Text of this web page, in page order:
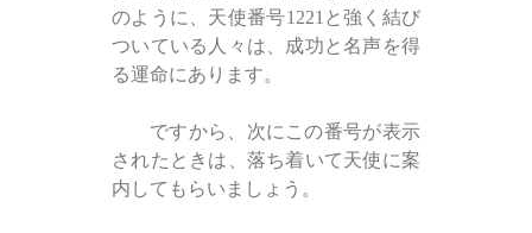
のように、天使番号1221と強く結び
ついている人々は、成功と名声を得
る運命にあります。
ですから、次にこの番号が表示
されたときは、落ち着いて天使に案
内してもらいましょう。